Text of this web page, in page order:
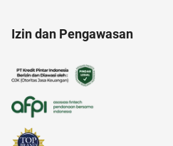
20 april
Izin dan Pengawasan